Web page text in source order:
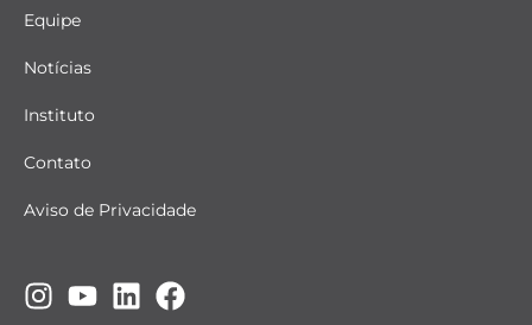
Equipe
Notícias
Instituto
Contato
Aviso de Privacidade